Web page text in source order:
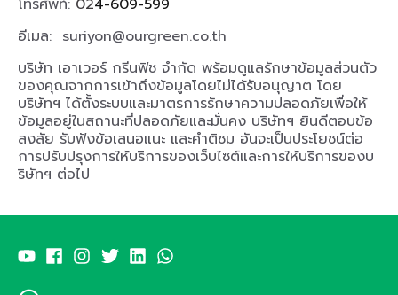
โทรศัพท์: 024-609-599
อีเมล: suriyon@ourgreen.co.th
บริษัท เอาเวอร์ กรีนฟิช จำกัด พร้อมดูแลรักษาข้อมูลส่วนตัว
ของคุณจากการเข้าถึงข้อมูลโดยไม่ได้รับอนุญาต โดย
บริษัทฯ ได้ตั้งระบบและมาตรการรักษาความปลอดภัยเพื่อให้
ข้อมูลอยู่ในสถานะที่ปลอดภัยและมั่นคง บริษัทฯ ยินดีตอบข้อ
สงสัย รับฟังข้อเสนอแนะ และคำติชม อันจะเป็นประโยชน์ต่อ
การปรับปรุงการให้บริการของเว็บไซต์และการให้บริการของบ
ริษัทฯ ต่อไป